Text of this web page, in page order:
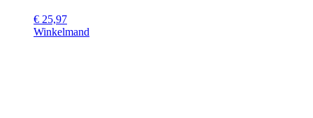
€ 25,97
Winkelmand